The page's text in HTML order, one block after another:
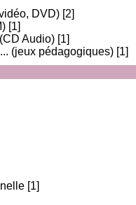
DVD) [2]
[1]
Audio) [1]
(jeux pédagogiques) [1]
[1]